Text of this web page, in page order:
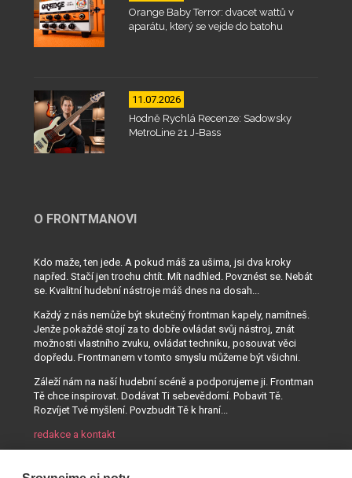
Orange Baby Terror: dvacet wattů v
aparátu, který se vejde do batohu
11.07.2026
Hodně Rychlá Recenze: Sadowsky
MetroLine 21 J-Bass
O FRONTMANOVI
Kdo maže, ten jede. A pokud máš za ušima, jsi dva kroky
napřed. Stačí jen trochu chtít. Mít nadhled. Povznést se. Nebát
se. Kvalitní hudební nástroje máš dnes na dosah...
Každý z nás nemůže být skutečný frontman kapely, namítneš.
Jenže pokaždé stojí za to dobře ovládat svůj nástroj, znát
možnosti vlastního zvuku, ovládat techniku, posouvat věci
dopředu. Frontmanem v tomto smyslu můžeme být všichni.
Záleží nám na naší hudební scéně a podporujeme ji. Frontman
Tě chce inspirovat. Dodávat Ti sebevědomí. Pobavit Tě.
Rozvíjet Tvé myšlení. Povzbudit Tě k hraní...
redakce a kontakt